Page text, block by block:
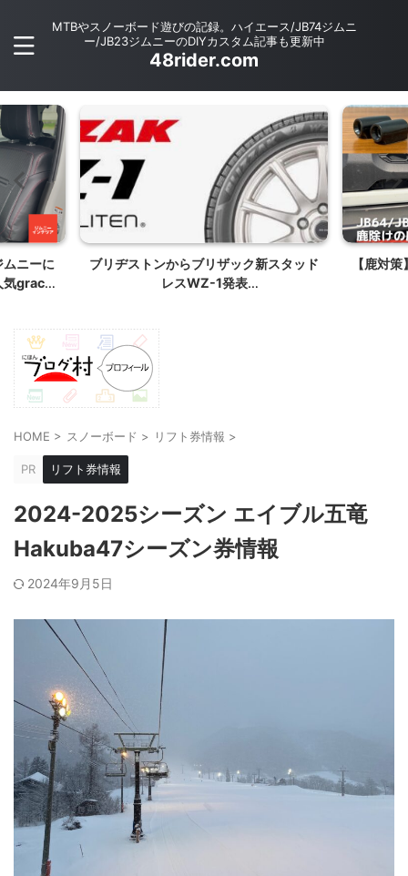
MTBやスノーボード遊びの記録。ハイエース/JB74ジムニ
ー/JB23ジムニーのDIYカスタム記事も更新中
48rider.com
タッド
【鹿対策】鹿除けの鹿笛をジムニーに取
り付ける
純正ス
HOME > スノーボード > リフト券情報 >
PR リフト券情報
2024-2025シーズン エイブル五竜
Hakuba47シーズン券情報
2024年9月5日